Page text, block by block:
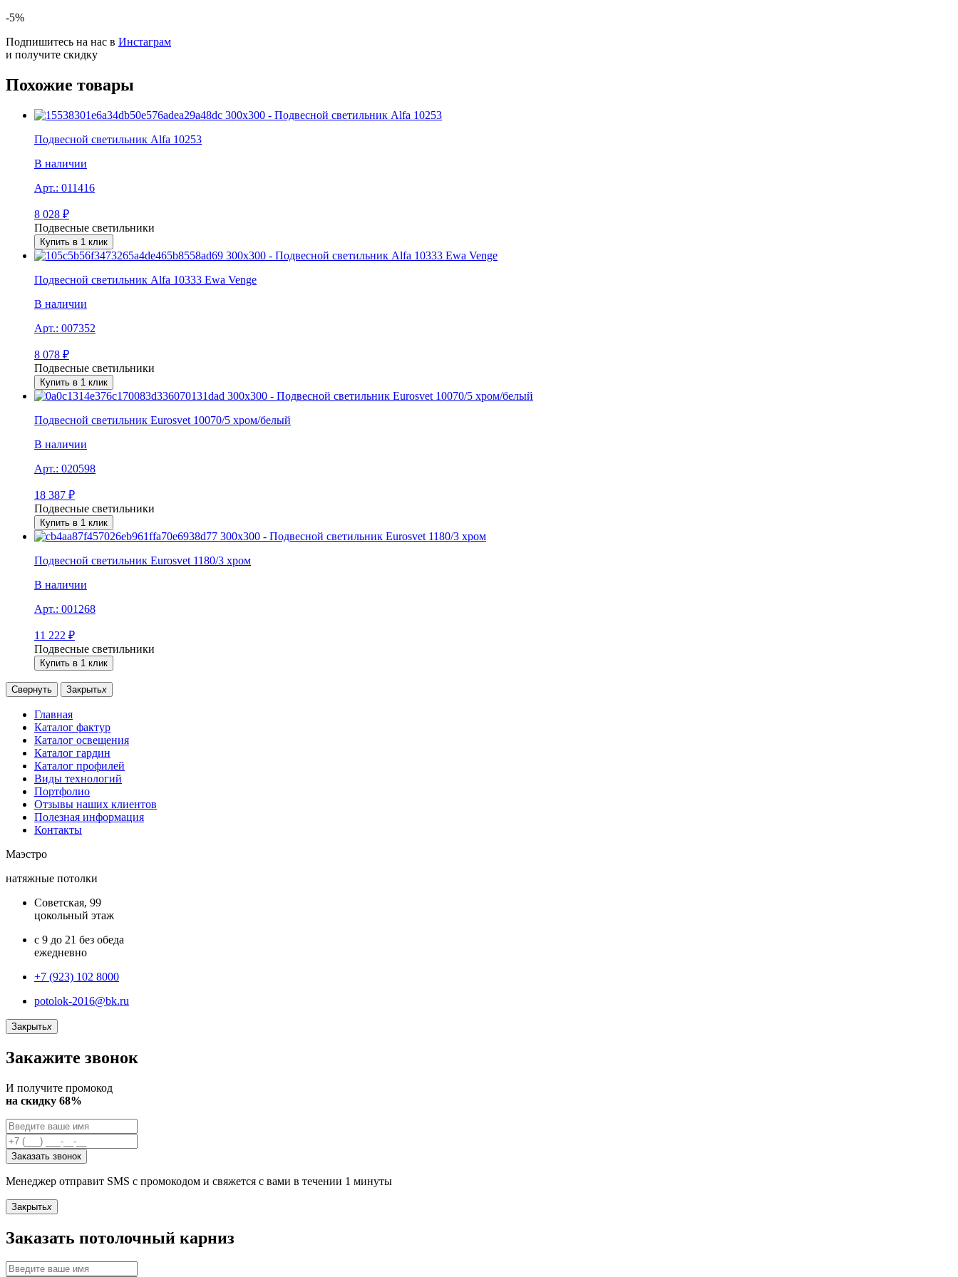
-5%
Подпишитесь на нас в Инстаграм
и получите скидку
Похожие товары
Подвесной светильник Alfa 10253
В наличии
Арт.: 011416
8 028 ₽
Подвесные светильники
Купить в 1 клик
Подвесной светильник Alfa 10333 Ewa Venge
В наличии
Арт.: 007352
8 078 ₽
Подвесные светильники
Купить в 1 клик
Подвесной светильник Eurosvet 10070/5 хром/белый
В наличии
Арт.: 020598
18 387 ₽
Подвесные светильники
Купить в 1 клик
Подвесной светильник Eurosvet 1180/3 хром
В наличии
Арт.: 001268
11 222 ₽
Подвесные светильники
Купить в 1 клик
Свернуть Закрытьx
Главная
Каталог фактур
Каталог освещения
Каталог гардин
Каталог профилей
Виды технологий
Портфолио
Отзывы наших клиентов
Полезная информация
Контакты
Маэстро
натяжные потолки
Советская, 99
цокольный этаж
с 9 до 21 без обеда
ежедневно
+7 (923) 102 8000
potolok-2016@bk.ru
Закрытьx
Закажите звонок
И получите промокод
на скидку 68%
Заказать звонок
Менеджер отправит SMS с промокодом и свяжется с вами в течении 1 минуты
Закрытьx
Заказать потолочный карниз